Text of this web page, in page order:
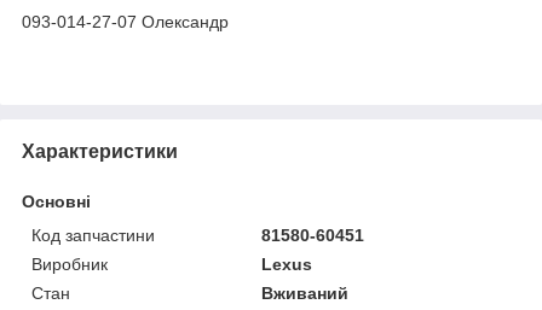
093-014-27-07 Олександр
Характеристики
Основні
Код запчастини
81580-60451
Виробник
Lexus
Стан
Вживаний